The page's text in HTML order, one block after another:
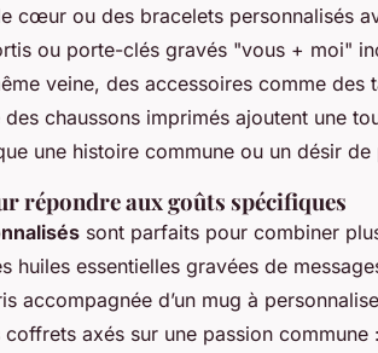
cœur ou des bracelets personnalisés
ou porte-clés gravés "vous + moi"
veine, des accessoires comme des
chaussons imprimés ajoutent une
une histoire commune ou un désir
répondre aux goûts spécifiques
sont parfaits pour combiner
huiles essentielles gravées de
accompagnée d’un mug à
axés sur une passion commune